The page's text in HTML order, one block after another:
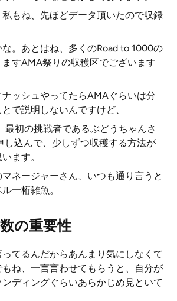
もね、先ほどデータ頂いたので収録
。あとはね、多くのRoad to 1000の
すAMA祭りの収穫区でございます
ッシュやってたらAMAぐらいは分
で説明しないんですけど、
最初の挑戦者であるぶどうちゃんさ
し込んで、少しずつ収穫する方法が
ます。
ネージャーさん、いつも通り言うと
一桁雑魚。
の重要性
てるんだからあんまり気にしなくて
ね、一言言わせてもらうと、自分が
ディングぐらいあらかじめ見といて